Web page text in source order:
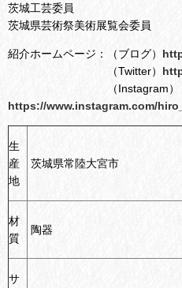
茨城工芸委員
茨城県芸術祭美術展覧会委員
紹介ホームページ：（ブログ）
（Twitter）
（Instagram）
https://www.instagram.com/
生
産
地
茨城県常陸大宮市
材
質
陶器
サ